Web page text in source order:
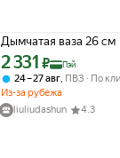
Дымчатая ваза 26 см
Цена с картой Яндекс
2 331 ₽ Пэй
24 – 27 авг, ПВЗ
По
Из-за рубежа
liuliudashun
4.3